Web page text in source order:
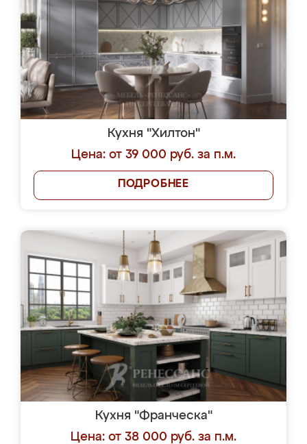
Кухня "Хилтон"
Цена: от 39 000 руб. за п.м.
ПОДРОБНЕЕ
Кухня "Франческа"
Цена: от 38 000 руб. за п.м.